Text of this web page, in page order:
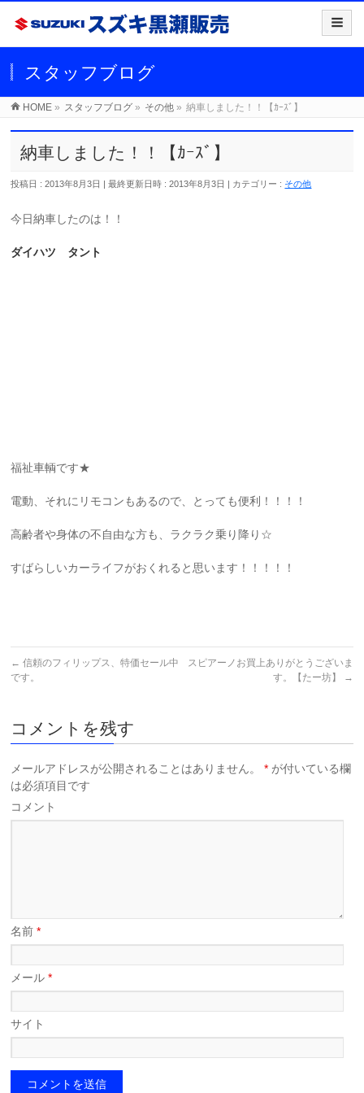
スタッフブログ
HOME » スタッフブログ » その他 » 納車しました！！【ｶｰｽﾞ】
納車しました！！【ｶｰｽﾞ】
投稿日 : 2013年8月3日 最終更新日時 : 2013年8月3日 カテゴリー : その他
今日納車したのは！！
ダイハツ タント
福祉車輌です★
電動、それにリモコンもあるので、とっても便利！！！！
高齢者や身体の不自由な方も、ラクラク乗り降り☆
すばらしいカーライフがおくれると思います！！！！！
← 信頼のフィリップス、特価セール中
です。
スピアーノお買上ありがとうございま
す。【たー坊】
→
コメントを残す
メールアドレスが公開されることはありません。 * が付いている欄
は必須項目です
コメント
名前*
メール*
サイト